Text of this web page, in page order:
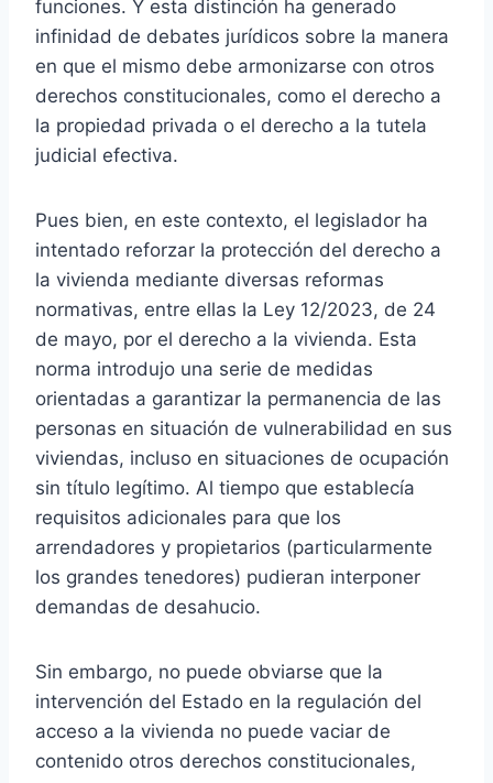
funciones. Y esta distinción ha generado
infinidad de debates jurídicos sobre la manera
en que el mismo debe armonizarse con otros
derechos constitucionales, como el derecho a
la propiedad privada o el derecho a la tutela
judicial efectiva.
Pues bien, en este contexto, el legislador ha
intentado reforzar la protección del derecho a
la vivienda mediante diversas reformas
normativas, entre ellas la Ley 12/2023, de 24
de mayo, por el derecho a la vivienda. Esta
norma introdujo una serie de medidas
orientadas a garantizar la permanencia de las
personas en situación de vulnerabilidad en sus
viviendas, incluso en situaciones de ocupación
sin título legítimo. Al tiempo que establecía
requisitos adicionales para que los
arrendadores y propietarios (particularmente
los grandes tenedores) pudieran interponer
demandas de desahucio.
Sin embargo, no puede obviarse que la
intervención del Estado en la regulación del
acceso a la vivienda no puede vaciar de
contenido otros derechos constitucionales,